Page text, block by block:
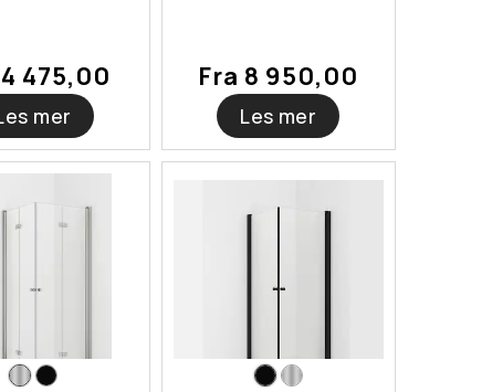
475,00
mer
Fra 8 950,00
Les mer